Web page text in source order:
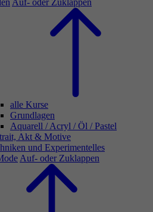
Auf- oder Zuklappen
alle Kurse
Grundlagen
Aquarell / Acryl / Öl / Pastel
Akt & Motive
und Experimentelles
Auf- oder Zuklappen